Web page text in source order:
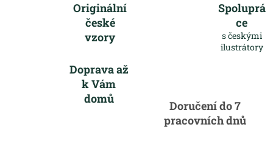
Originální
české
vzory
Spoluprá
ce
s českými
ilustrátory
Doprava až
k Vám
domů
Doručení do 7
pracovních dnů